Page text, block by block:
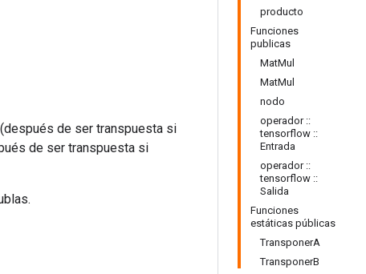
producto
Funciones
publicas
MatMul
MatMul
nodo
operador ::
tensorflow ::
Entrada
operador ::
tensorflow ::
Salida
Funciones
estáticas públicas
TransponerA
TransponerB
de ser transpuesta si
de ser transpuesta si